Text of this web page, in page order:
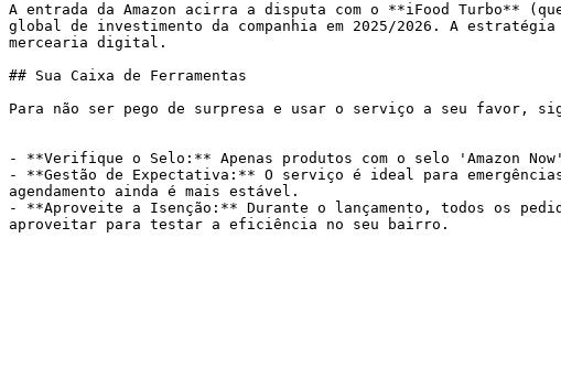
A entrada da Amazon acirra a disputa com o **iFood Turbo**
global de investimento da companhia em 2025/2026. A
mercearia digital.
## Sua Caixa de Ferramentas
Para não ser pego de surpresa e usar o serviço a seu favor,
- **Verifique o Selo:** Apenas produtos com o selo 'Amazon
- **Gestão de Expectativa:** O serviço é ideal para
agendamento ainda é mais estável.
- **Aproveite a Isenção:** Durante o lançamento, todos os
aproveitar para testar a eficiência no seu bairro.